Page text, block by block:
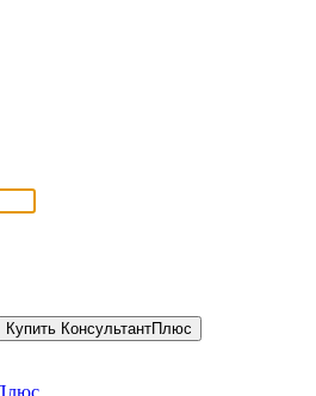
Купить КонсультантПлюс